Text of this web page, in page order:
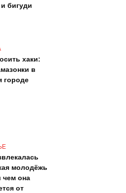
бигуди
хаки:
в
городе
молодёжь
чем она
от